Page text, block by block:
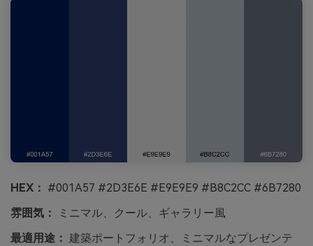
HEX： #001A57 #2D3E6E #E9E9E9 #B8C2CC #6B7280
雰囲気：
ミニマル、クール、ギャラリー風
最適用途： 建築ポートフォリオ、ミニマルなプレゼンテ